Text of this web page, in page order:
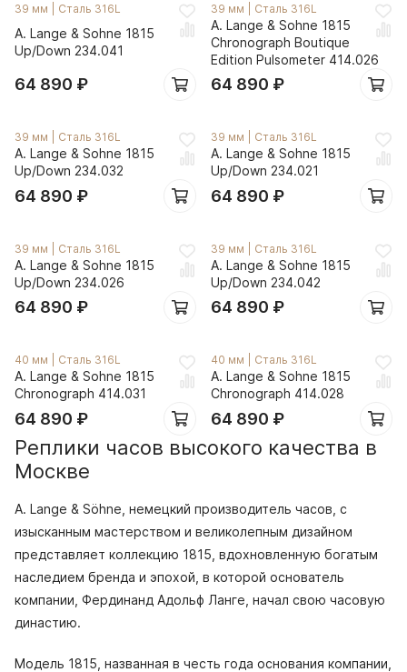
39 мм Сталь 316L
A. Lange & Sohne 1815
Up/Down 234.041
64 890 ₽
39 мм Сталь 316L
A. Lange & Sohne 1815
Chronograph Boutique
Edition Pulsometer 414.026
64 890 ₽
39 мм Сталь 316L
A. Lange & Sohne 1815
Up/Down 234.032
64 890 ₽
39 мм Сталь 316L
A. Lange & Sohne 1815
Up/Down 234.021
64 890 ₽
39 мм Сталь 316L
A. Lange & Sohne 1815
Up/Down 234.026
64 890 ₽
39 мм Сталь 316L
A. Lange & Sohne 1815
Up/Down 234.042
64 890 ₽
40 мм Сталь 316L
A. Lange & Sohne 1815
Chronograph 414.031
64 890 ₽
40 мм Сталь 316L
A. Lange & Sohne 1815
Chronograph 414.028
64 890 ₽
Реплики часов высокого качества в
Москве
A. Lange & Söhne, немецкий производитель часов, с
изысканным мастерством и великолепным дизайном
представляет коллекцию 1815, вдохновленную богатым
наследием бренда и эпохой, в которой основатель
компании, Фердинанд Адольф Ланге, начал свою часовую
династию.
Модель 1815, названная в честь года основания компании,